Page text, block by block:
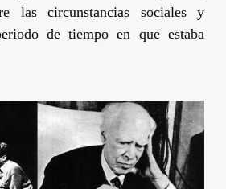
las circunstancias sociales y
de tiempo en que estaba